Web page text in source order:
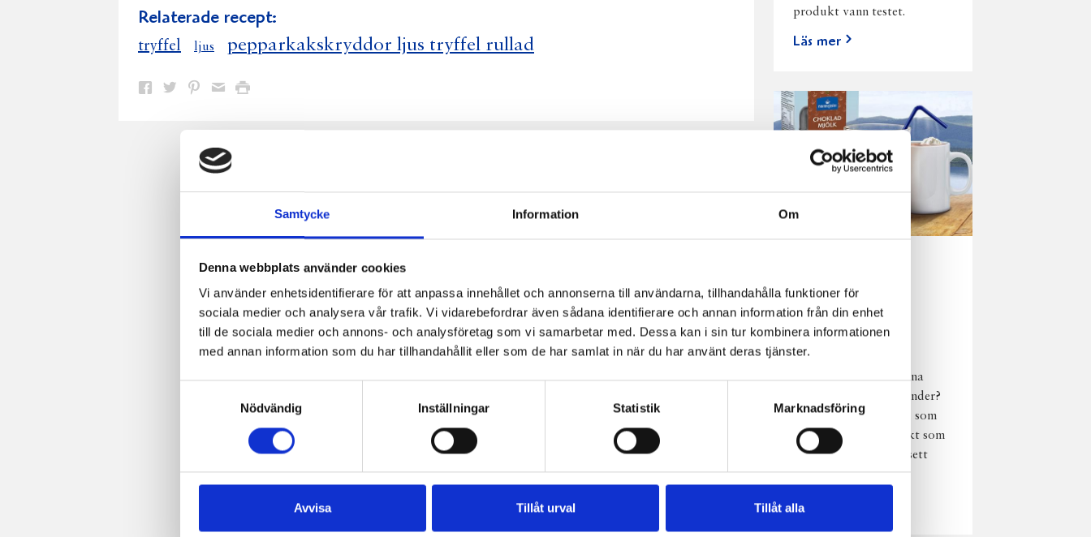
Samtycke Information Om
Denna webbplats använder cookies
Vi använder enhetsidentifierare för att anpassa innehållet och annonserna till användarna, tillhandahålla funktioner för
sociala medier och analysera vår trafik. Vi vidarebefordrar även sådana identifierare och annan information från din enhet
till de sociala medier och annons- och analysföretag som vi samarbetar med. Dessa kan i sin tur kombinera informationen
med annan information som du har tillhandahållit eller som de har samlat in när du har använt deras tjänster.
Nödvändig
Inställningar Statistik Marknadsföring
Avvisa Tillåt urval Tillåt alla
Relaterade recept:
tryffel ljus pepparkakskryddor ljus tryffel rullad
Dela
Facebook
Dela
Twitter
Dela
Pinterest
Dela
e-
post
Skriv
produkt vann testet.
Läs mer
njutning i alla
väder
Har du provat
chokladmjölk från dina
norrländska mjölkbönder?
Den är lika god varm som
kall och passar perfekt som
vardagsnjutning oavsett
väder, året om.
Läs mer